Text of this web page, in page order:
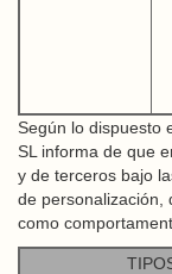
Según lo dispuesto
SL informa de que
y de terceros bajo
de personalización,
como